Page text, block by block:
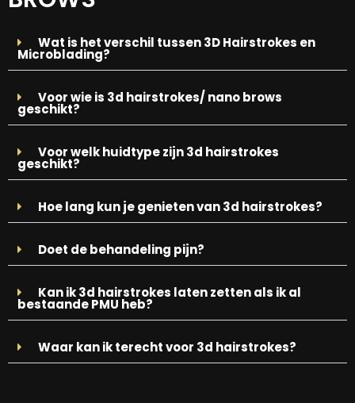
Wat is het verschil tussen 3D Hairstrokes en
Microblading?
Voor wie is 3d hairstrokes/ nano brows
geschikt?
Voor welk huidtype zijn 3d hairstrokes
geschikt?
Hoe lang kun je genieten van 3d hairstrokes?
Doet de behandeling pijn?
Kan ik 3d hairstrokes laten zetten als ik al
bestaande PMU heb?
Waar kan ik terecht voor 3d hairstrokes?